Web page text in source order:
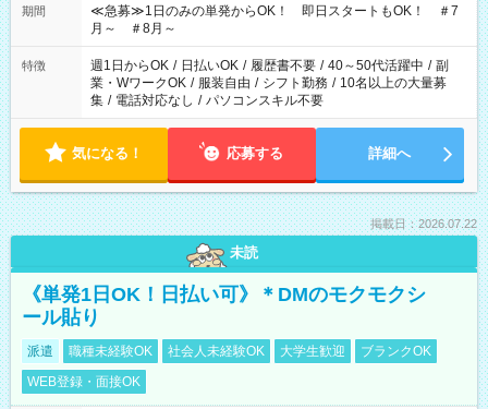
期間
≪急募≫1日のみの単発からOK！ 即日スタートもOK！ ＃7
月～ ＃8月～
特徴 週1日からOK / 日払いOK / 履歴書不要 / 40～50代活躍中 / 副
業・WワークOK / 服装自由 / シフト勤務 / 10名以上の大量募
集 / 電話対応なし / パソコンスキル不要
気になる！ 応募する 詳細へ
掲載日：2026.07.22
未読
《単発1日OK！日払い可》＊DMのモクモクシ
ール貼り
派遣 職種未経験OK 社会人未経験OK 大学生歓迎
ブランクOK
WEB登録・面接OK